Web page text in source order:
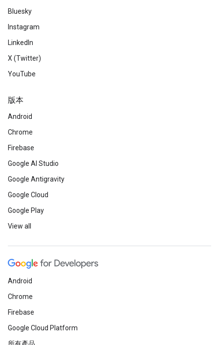
Bluesky
Instagram
LinkedIn
X (Twitter)
YouTube
版本
Android
Chrome
Firebase
Google AI Studio
Google Antigravity
Google Cloud
Google Play
View all
Android
Chrome
Firebase
Google Cloud Platform